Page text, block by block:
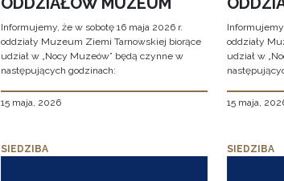
Informujemy, że w sobotę 16 maja 2026 r.
oddziały Muzeum Ziemi Tarnowskiej biorące
udział w „Nocy Muzeów” będą czynne w
następujących godzinach:
15 maja, 2026
oddziały
udział w
15 maja,
SIEDZIBA SIEDZIBA